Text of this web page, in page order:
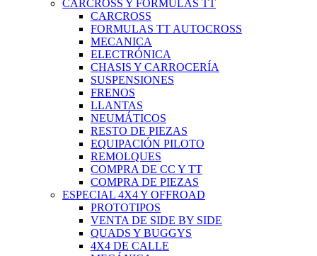
CARCROSS Y FÓRMULAS TT
CARCROSS
FORMULAS TT AUTOCROSS
MECANICA
ELECTRÓNICA
CHASIS Y CARROCERÍA
SUSPENSIONES
FRENOS
LLANTAS
NEUMÁTICOS
RESTO DE PIEZAS
EQUIPACIÓN PILOTO
REMOLQUES
COMPRA DE CC Y TT
COMPRA DE PIEZAS
ESPECIAL 4X4 Y OFFROAD
PROTOTIPOS
VENTA DE SIDE BY SIDE
QUADS Y BUGGYS
4X4 DE CALLE